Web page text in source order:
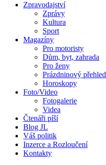
Zpravodajství
Zprávy
Kultura
Sport
Magazíny
Pro motoristy
Dům, byt, zahrada
Pro ženy
Prázdninový přehled
Horoskopy
Foto/Video
Fotogalerie
Videa
Čtenáři píší
Blog JL
Váš politik
Inzerce a Rozloučení
Kontakty